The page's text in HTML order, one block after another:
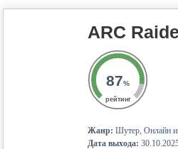
ARC
87%
рейтинг
Жанр: Шутер, Онлайн
Дата выхода:
GeForce RTX 2080 Super Max-Q
Radeon RX 7600S
GeForce RTX 5050 Mobile
Radeon RX 6700M
GeForce RTX 3050